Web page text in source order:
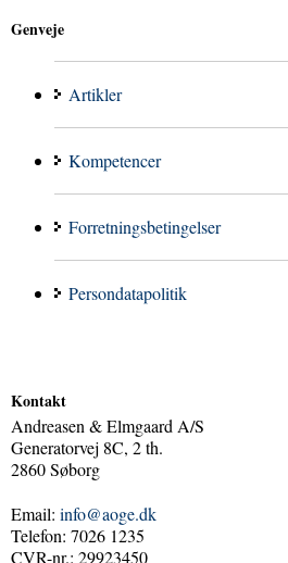
Genveje
Artikler
Kompetencer
Forretningsbetingelser
Persondatapolitik
Kontakt
Andreasen & Elmgaard A/S
Generatorvej 8C, 2 th.
2860 Søborg
Email: info@aoge.dk
Telefon: 7026 1235
CVR-nr.: 29923450